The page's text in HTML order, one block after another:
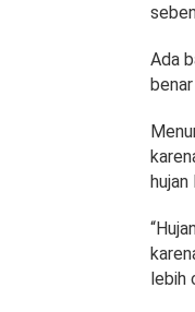
Ada
lebih